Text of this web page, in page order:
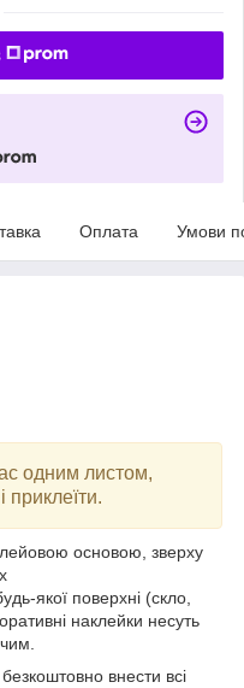
Оплата Умови
одним листом,
приклеїти.
основою, зверху
якої поверхні (скло,
наклейки несуть
внести всі